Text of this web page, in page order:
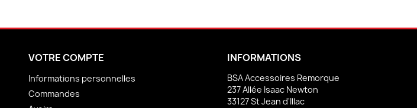
VOTRE COMPTE
Informations personnelles
Commandes
INFORMATIONS
BSA Accessoires Remorque
237 Allée Isaac Newton
33127 St Jean d'Illac